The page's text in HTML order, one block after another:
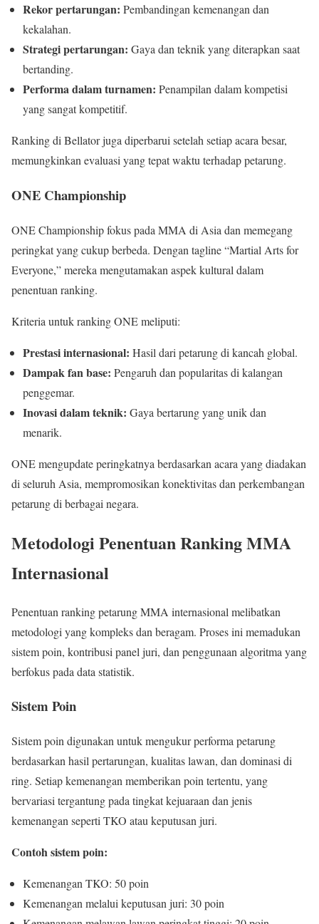
Rekor pertarungan: Pembandingan kemenangan dan
kekalahan.
Strategi pertarungan: Gaya dan teknik yang diterapkan saat
bertanding.
Performa dalam turnamen: Penampilan dalam kompetisi
yang sangat kompetitif.
Ranking di Bellator juga diperbarui setelah setiap acara besar,
memungkinkan evaluasi yang tepat waktu terhadap petarung.
ONE Championship
ONE Championship fokus pada MMA di Asia dan memegang
peringkat yang cukup berbeda. Dengan tagline “Martial Arts for
Everyone,” mereka mengutamakan aspek kultural dalam
penentuan ranking.
Kriteria untuk ranking ONE meliputi:
Prestasi internasional: Hasil dari petarung di kancah global.
Dampak fan base: Pengaruh dan popularitas di kalangan
penggemar.
Inovasi dalam teknik: Gaya bertarung yang unik dan
menarik.
ONE mengupdate peringkatnya berdasarkan acara yang diadakan
di seluruh Asia, mempromosikan konektivitas dan perkembangan
petarung di berbagai negara.
Metodologi Penentuan Ranking MMA
Internasional
Penentuan ranking petarung MMA internasional melibatkan
metodologi yang kompleks dan beragam. Proses ini memadukan
sistem poin, kontribusi panel juri, dan penggunaan algoritma yang
berfokus pada data statistik.
Sistem Poin
Sistem poin digunakan untuk mengukur performa petarung
berdasarkan hasil pertarungan, kualitas lawan, dan dominasi di
ring. Setiap kemenangan memberikan poin tertentu, yang
bervariasi tergantung pada tingkat kejuaraan dan jenis
kemenangan seperti TKO atau keputusan juri.
Contoh sistem poin:
Kemenangan TKO: 50 poin
Kemenangan melalui keputusan juri: 30 poin